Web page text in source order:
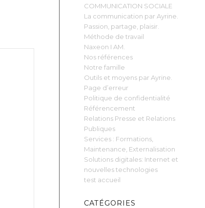
COMMUNICATION SOCIALE
La communication par Ayrine.
Passion, partage, plaisir.
Méthode de travail
Naxeon I AM.
Nos références
Notre famille
Outils et moyens par Ayrine.
Page d’erreur
Politique de confidentialité
Référencement
Relations Presse et Relations
Publiques
Services : Formations,
Maintenance, Externalisation
Solutions digitales: Internet et
nouvelles technologies
test accueil
CATÉGORIES